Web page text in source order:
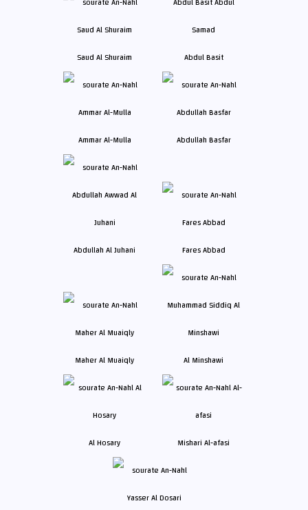
Saud Al Shuraim Abdul Basit
Ammar Al-Mulla Abdullah Basfar
Abdullah Al Juhani Fares Abbad
Maher Al Muaiqly Al Minshawi
Al Hosary Mishari Al-afasi